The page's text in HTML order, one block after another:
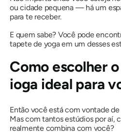
ou cidade pequena — há um
para te receber.
E quem sabe? Você pode
tapete de yoga em um desses
Como escolher
ioga ideal para
Então você está com vontade
Mas comtantosestúdios por aí,
realmente combina com você?